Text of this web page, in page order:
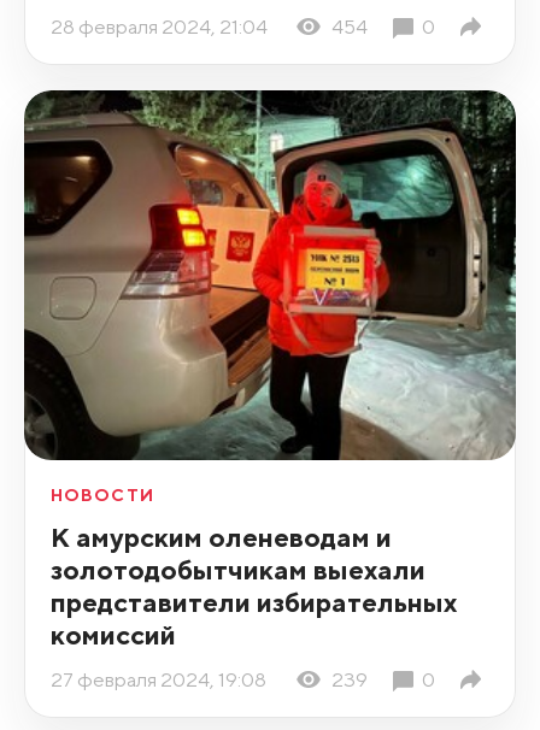
28 февраля 2024, 21:04 454 0
НОВОСТИ
К амурским оленеводам и
золотодобытчикам выехали
представители избирательных
комиссий
27 февраля 2024, 19:08 239 0